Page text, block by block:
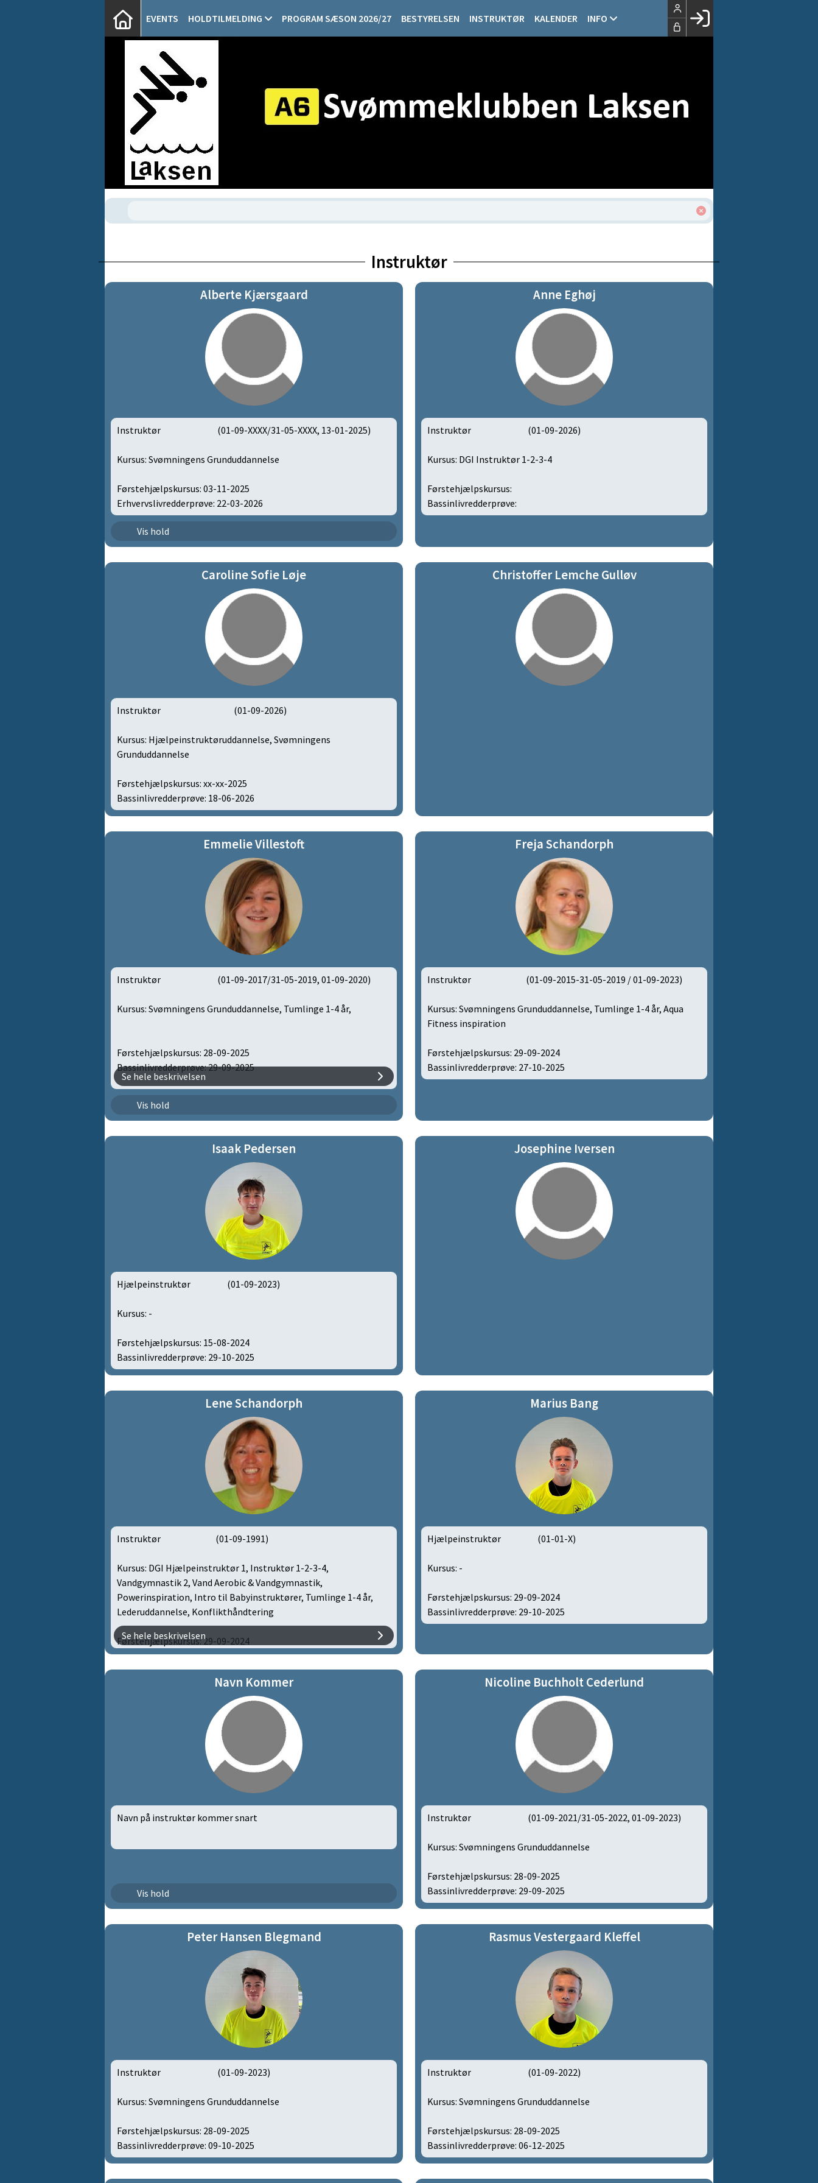
EVENTS HOLDTILMELDING PROGRAM SÆSON 2026/27 BESTYRELSEN INSTRUKTØR KALENDER INFO
Instruktør
Alberte Kjærsgaard
Instruktør (01-09-XXXX/31-05-XXXX, 13-01-2025)
Kursus: Svømningens Grunduddannelse
Førstehjælpskursus: 03-11-2025
Erhvervslivredderprøve: 22-03-2026
Vis hold
A6 Master | 381
Anne Eghøj
Instruktør (01-09-2026)
Kursus: DGI Instruktør 1-2-3-4
Førstehjælpskursus:
Bassinlivredderprøve:
Caroline Sofie Løje
Instruktør (01-09-2026)
Kursus: Hjælpeinstruktøruddannelse, Svømningens
Grunduddannelse
Førstehjælpskursus: xx-xx-2025
Bassinlivredderprøve: 18-06-2026
Christoffer Lemche Gulløv
Emmelie Villestoft
Instruktør (01-09-2017/31-05-2019, 01-09-2020)
Kursus: Svømningens Grunduddannelse, Tumlinge 1-4 år,
Førstehjælpskursus: 28-09-2025
Bassinlivredderprøve: 29-09-2025
Se hele beskrivelsen
Vis hold
Tanglopper (baby 8 uger-1 år | 107
Freja Schandorph
Instruktør (01-09-2015-31-05-2019 / 01-09-2023)
Kursus: Svømningens Grunduddannelse, Tumlinge 1-4 år, Aqua
Fitness inspiration
Førstehjælpskursus: 29-09-2024
Bassinlivredderprøve: 27-10-2025
Isaak Pedersen
Hjælpeinstruktør (01-09-2023)
Kursus: -
Førstehjælpskursus: 15-08-2024
Bassinlivredderprøve: 29-10-2025
Josephine Iversen
Lene Schandorph
Instruktør (01-09-1991)
Kursus: DGI Hjælpeinstruktør 1, Instruktør 1-2-3-4,
Vandgymnastik 2, Vand Aerobic & Vandgymnastik,
Powerinspiration, Intro til Babyinstruktører, Tumlinge 1-4 år,
Lederuddannelse, Konflikthåndtering
Førstehjælpskursus: 29-09-2024
Bassinlivredderprøve: 27-10-2025
Se hele beskrivelsen
Marius Bang
Hjælpeinstruktør (01-01-X)
Kursus: -
Førstehjælpskursus: 29-09-2024
Bassinlivredderprøve: 29-10-2025
Navn Kommer
Navn på instruktør kommer snart
Vis hold
Aqua Fitness | 371
Brandmænd (børn begynder) | 222
Brandmænd (børn begynder) | 223
Brandmænd (børn begynder) | 224
Brandmænd (børn begynder) | 225
Brandmænd (børn begynder) | 226
Brandmænd (børn begynder) | 228
Brandmænd (børn begynder) | 229
Brandmænd (børn begynder) | 230
Brandmænd (børn begynder) | 231
Nicoline Buchholt Cederlund
Instruktør (01-09-2021/31-05-2022, 01-09-2023)
Kursus: Svømningens Grunduddannelse
Førstehjælpskursus: 28-09-2025
Bassinlivredderprøve: 29-09-2025
Peter Hansen Blegmand
Instruktør (01-09-2023)
Kursus: Svømningens Grunduddannelse
Førstehjælpskursus: 28-09-2025
Bassinlivredderprøve: 09-10-2025
Rasmus Vestergaard Kleffel
Instruktør (01-09-2022)
Kursus: Svømningens Grunduddannelse
Førstehjælpskursus: 28-09-2025
Bassinlivredderprøve: 06-12-2025